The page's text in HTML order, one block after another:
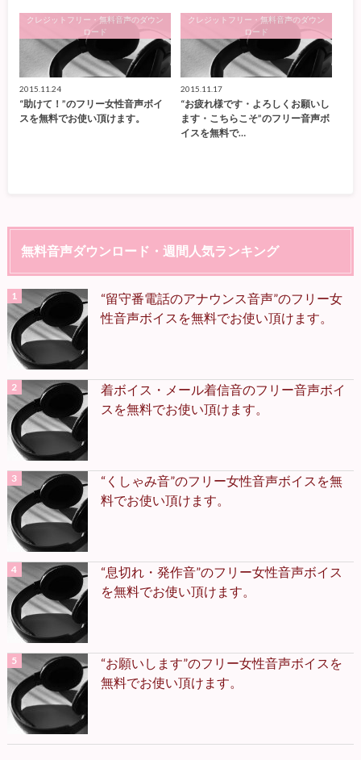
クレジットフリー・無料音声のダウン
ロード
2015.11.24
“助けて！”のフリー女性音声ボイ
スを無料でお使い頂けます。
クレジットフリー・無料音声のダウン
ロード
2015.11.17
“お疲れ様です・よろしくお願いし
ます・こちらこそ”のフリー音声ボ
イスを無料で…
無料音声ダウンロード・週間人気ランキング
“留守番電話のアナウンス音声”のフリー女
性音声ボイスを無料でお使い頂けます。
着ボイス・メール着信音のフリー音声ボイ
スを無料でお使い頂けます。
“くしゃみ音”のフリー女性音声ボイスを無
料でお使い頂けます。
“息切れ・発作音”のフリー女性音声ボイス
を無料でお使い頂けます。
“お願いします”のフリー女性音声ボイスを
無料でお使い頂けます。